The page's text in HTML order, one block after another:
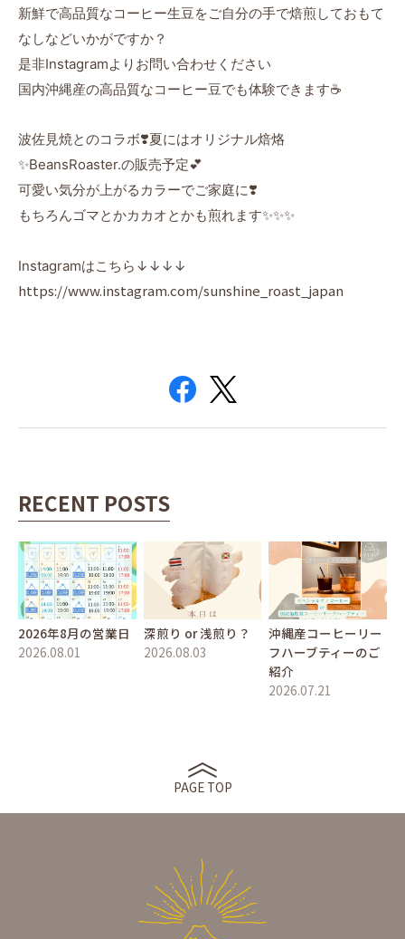
新鮮で高品質なコーヒー生豆をご自分の手で焙煎しておもて
なしなどいかがですか？
是非Instagramよりお問い合わせください
国内沖縄産の高品質なコーヒー豆でも体験できます☕️
波佐見焼とのコラボ❣️夏にはオリジナル焙烙
✨BeansRoaster.の販売予定💕
可愛い気分が上がるカラーでご家庭に❣️
もちろんゴマとかカカオとかも煎れます✨✨✨
Instagramはこちら↓ ↓ ↓ ↓
https://www.instagram.com/sunshine_roast_japan
RECENT POSTS
2026年8月の営業日
2026.08.01
深煎り or 浅煎り？
2026.08.03
沖縄産コーヒーリー
フハーブティーのご
紹介
2026.07.21
PAGE TOP